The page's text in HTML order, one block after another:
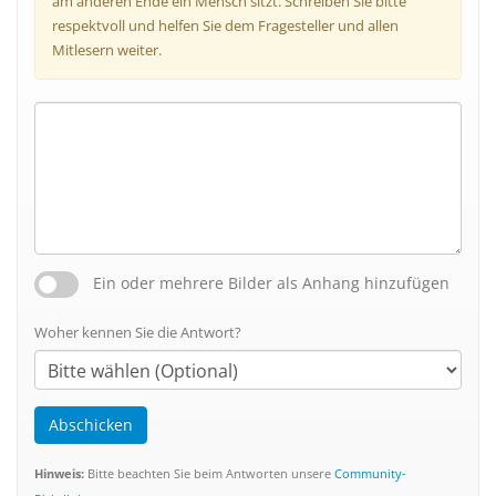
respektvoll und helfen Sie dem Fragesteller und allen
Mitlesern weiter.
Ein oder mehrere Bilder als Anhang hinzufügen
Woher kennen Sie die Antwort?
Abschicken
Hinweis: Bitte beachten Sie beim Antworten unsere Community-